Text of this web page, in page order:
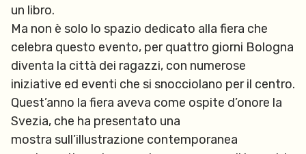
un libro.
Ma non è solo lo spazio dedicato alla fiera che
celebra questo evento, per quattro giorni Bologna
diventa la città dei ragazzi, con numerose
iniziative ed eventi che si snocciolano per il centro.
Quest’anno la fiera aveva come ospite d’onore la
Svezia, che ha presentato una
mostra sull’illustrazione contemporanea